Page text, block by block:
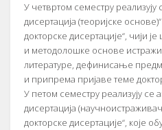
У четвртом семестру реализују
дисертација (теоријске
докторске дисертације“, чији
и методолошке основе
литературе, дефинисање
и припрема пријаве теме
У петом семестру реализују се
дисертација
докторске дисертације“, које